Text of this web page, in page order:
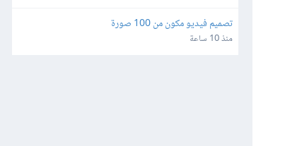
تصميم فيديو مكون من 100 صورة
منذ 10 ساعة